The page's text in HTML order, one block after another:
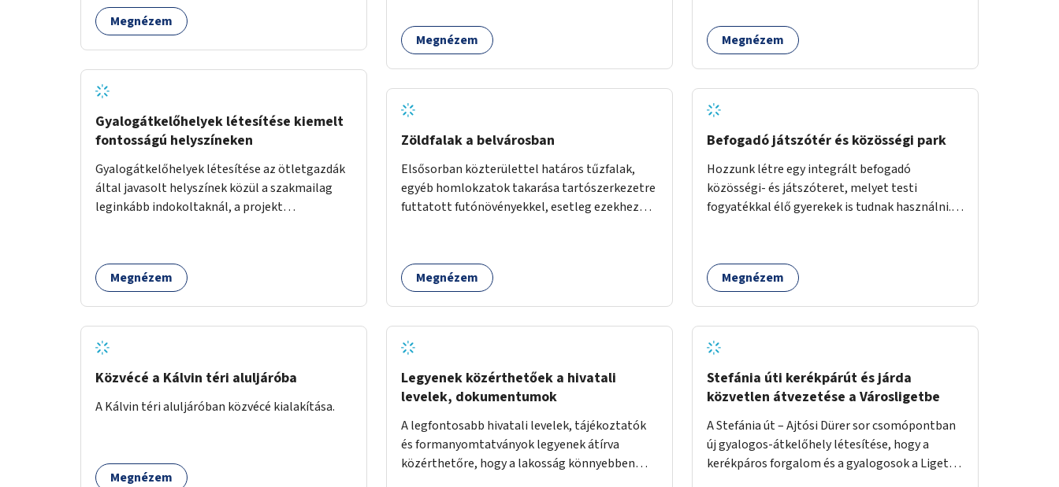
Megnézem
Gyalogátkelőhelyek létesítése kiemelt
fontosságú helyszíneken
Gyalogátkelőhelyek létesítése az ötletgazdák
által javasolt helyszínek közül a szakmailag
leginkább indokoltaknál, a projekt
Megnézem
Közvécé a Kálvin téri aluljáróba
A Kálvin téri aluljáróban közvécé kialakítása.
Megnézem
Megnézem
Zöldfalak a belvárosban
Elsősorban közterülettel határos tűzfalak,
egyéb homlokzatok takarása tartószerkezetre
futtatott futónövényekkel, esetleg ezekhez
zöldfelületek mennyisége, ahol helyhiány
miatt másra nincs lehetőség.
Megnézem
Legyenek közérthetőek a hivatali
levelek, dokumentumok
A legfontosabb hivatali levelek, tájékoztatók
és formanyomtatványok legyenek átírva
közérthetőre, hogy a lakosság könnyebben
Megnézem
Befogadó játszótér és közösségi park
Hozzunk létre egy integrált befogadó
közösségi- és játszóteret, melyet testi
fogyatékkal élő gyerekek is tudnak használni.
elérhetőségét, mind infrastrukturális
adottságait tekintve alkalmas egy új játszótér
Megnézem
Stefánia úti kerékpárút és járda
közvetlen átvezetése a Városligetbe
A Stefánia út – Ajtósi Dürer sor csomópontban
új gyalogos-átkelőhely létesítése, hogy a
kerékpáros forgalom és a gyalogosok a Liget